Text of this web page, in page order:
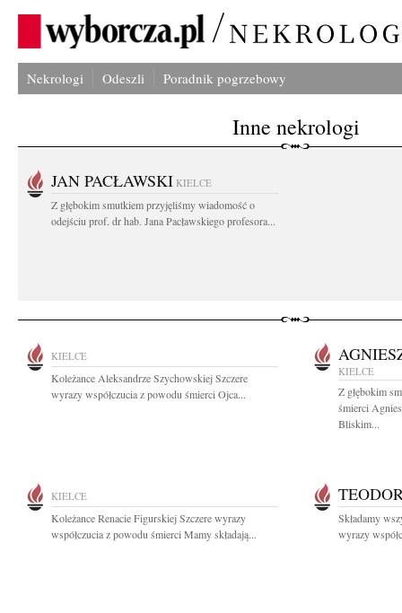
Nekrologi Odeszli Poradnik pogrzebowy
Inne nekrologi
JAN PACŁAWSKI KIELCE
Z głębokim smutkiem przyjęliśmy wiadomość o
odejściu prof. dr hab. Jana Pacławskiego profesora...
KIELCE
Koleżance Aleksandrze Szychowskiej Szczere
wyrazy współczucia z powodu śmierci Ojca...
KIELCE
Z głębokim
śmierci
Bliskim...
KIELCE
Koleżance Renacie Figurskiej Szczere wyrazy
współczucia z powodu śmierci Mamy składają...
Składamy
wyrazy